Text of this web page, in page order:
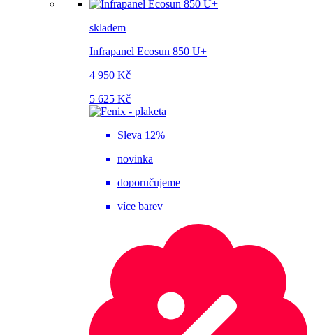
skladem
Infrapanel Ecosun 850 U+
4 950 Kč
5 625 Kč
Sleva 12%
novinka
doporučujeme
více barev